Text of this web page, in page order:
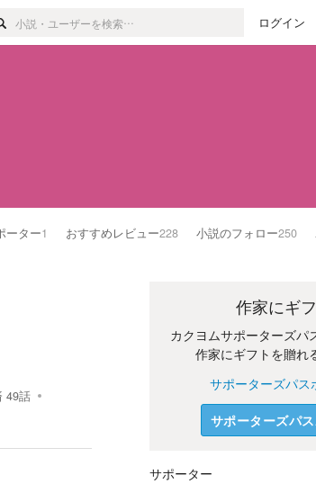
ログイン
ーター1 おすすめレビュー228 小説のフォロー250
49話
作家にギ
カクヨムサポーターズパ
作家にギフトを贈れ
サポーターズパス
サポーターズパ
サポーター